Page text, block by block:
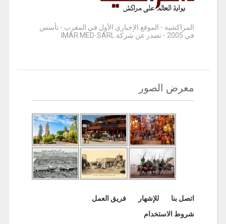
المراكشية - الموقع الإخباري الأول في المغرب - تأسس
في 2005 - تصدر عن شركة IMAR MED-SARL
معرض الصور
اتصل بنا للإشهار
فريق العمل
شروط الاستخدام